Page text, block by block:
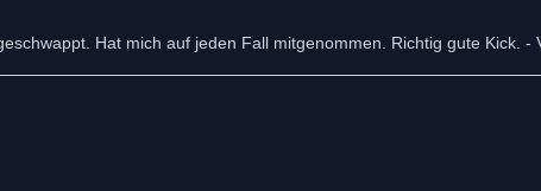
Hat mich auf jeden Fall mitgenommen. Richtig gute Kick. -